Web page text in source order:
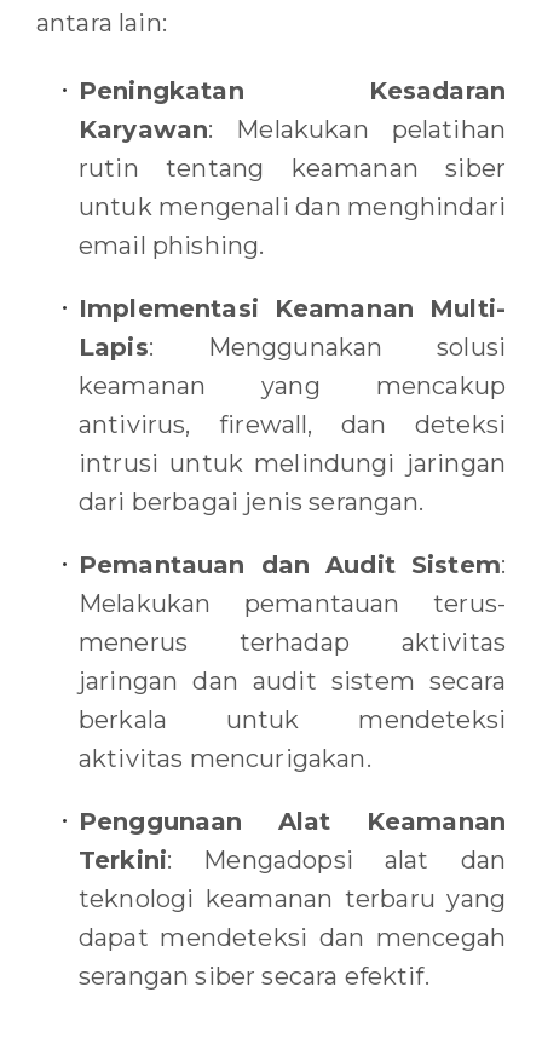
antara lain:
Peningkatan Kesadaran
Karyawan: Melakukan pelatihan
rutin tentang keamanan siber
untuk mengenali dan menghindari
email phishing.
Implementasi Keamanan Multi-
Lapis: Menggunakan solusi
keamanan yang mencakup
antivirus, firewall, dan deteksi
intrusi untuk melindungi jaringan
dari berbagai jenis serangan.
Pemantauan dan Audit Sistem:
Melakukan pemantauan terus-
menerus terhadap aktivitas
jaringan dan audit sistem secara
berkala untuk mendeteksi
aktivitas mencurigakan.
Penggunaan Alat Keamanan
Terkini: Mengadopsi alat dan
teknologi keamanan terbaru yang
dapat mendeteksi dan mencegah
serangan siber secara efektif.